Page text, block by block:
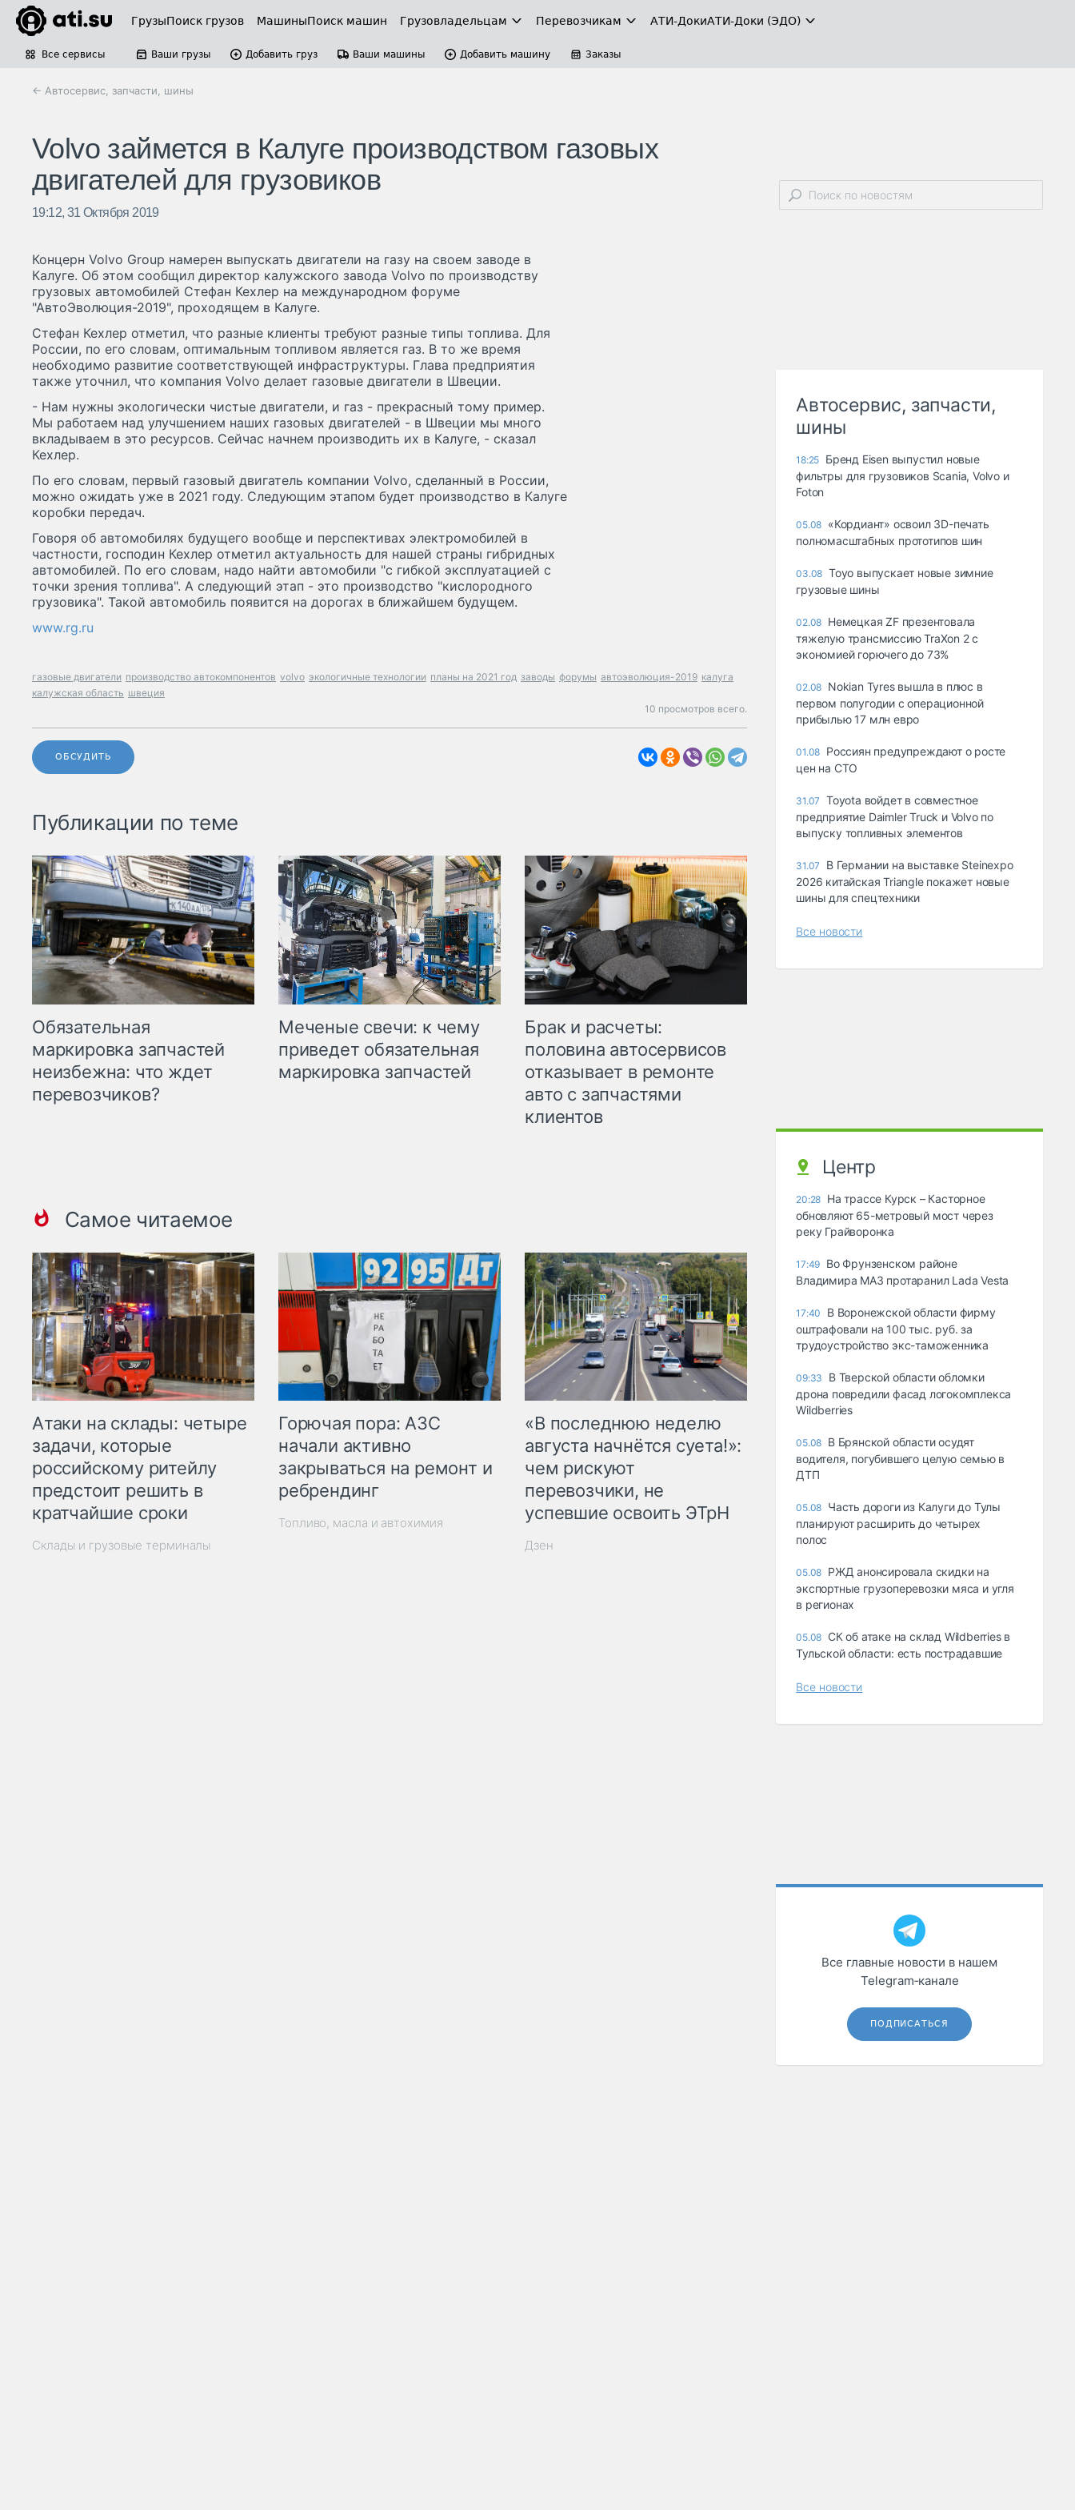
ГрузыПоиск грузов МашиныПоиск машин Грузовладельцам Перевозчикам АТИ-ДокиАТИ-Доки (ЭДО)
Все сервисы Ваши грузы Добавить груз Ваши машины Добавить машину Заказы
← Автосервис, запчасти, шины
Volvo займется в Калуге производством газовых
двигателей для грузовиков
19:12, 31 Октября 2019
Концерн Volvo Group намерен выпускать двигатели на газу на своем заводе в
Калуге. Об этом сообщил директор калужского завода Volvo по производству
грузовых автомобилей Стефан Кехлер на международном форуме
"АвтоЭволюция-2019", проходящем в Калуге.
Стефан Кехлер отметил, что разные клиенты требуют разные типы топлива. Для
России, по его словам, оптимальным топливом является газ. В то же время
необходимо развитие соответствующей инфраструктуры. Глава предприятия
также уточнил, что компания Volvo делает газовые двигатели в Швеции.
- Нам нужны экологически чистые двигатели, и газ - прекрасный тому пример.
Мы работаем над улучшением наших газовых двигателей - в Швеции мы много
вкладываем в это ресурсов. Сейчас начнем производить их в Калуге, - сказал
Кехлер.
По его словам, первый газовый двигатель компании Volvo, сделанный в России,
можно ожидать уже в 2021 году. Следующим этапом будет производство в Калуге
коробки передач.
Говоря об автомобилях будущего вообще и перспективах электромобилей в
частности, господин Кехлер отметил актуальность для нашей страны гибридных
автомобилей. По его словам, надо найти автомобили "с гибкой эксплуатацией с
точки зрения топлива". А следующий этап - это производство "кислородного
грузовика". Такой автомобиль появится на дорогах в ближайшем будущем.
www.rg.ru
газовые двигатели производство автокомпонентов volvo экологичные технологии планы на 2021 год заводы форумы автоэволюция-2019 калуга
калужская область швеция
10 просмотров всего.
ОБСУДИТЬ
Публикации по теме
Обязательная
маркировка запчастей
неизбежна: что ждет
перевозчиков?
Меченые свечи: к чему
приведет обязательная
маркировка запчастей
Брак и расчеты:
половина автосервисов
отказывает в ремонте
авто с запчастями
клиентов
Самое читаемое
Атаки на склады: четыре
задачи, которые
российскому ритейлу
предстоит решить в
кратчайшие сроки
Склады и грузовые терминалы
Горючая пора: АЗС
начали активно
закрываться на ремонт и
ребрендинг
Топливо, масла и автохимия
«В последнюю неделю
августа начнётся суета!»:
чем рискуют
перевозчики, не
успевшие освоить ЭТрН
Дзен
Автосервис, запчасти,
шины
18:25 Бренд Eisen выпустил новые
фильтры для грузовиков Scania, Volvo и
Foton
05.08 «Кордиант» освоил 3D-печать
полномасштабных прототипов шин
03.08 Toyo выпускает новые зимние
грузовые шины
02.08 Немецкая ZF презентовала
тяжелую трансмиссию TraXon 2 с
экономией горючего до 73%
02.08 Nokian Tyres вышла в плюс в
первом полугодии с операционной
прибылью 17 млн евро
01.08 Россиян предупреждают о росте
цен на СТО
31.07
Toyota войдет в совместное
предприятие Daimler Truck и Volvo по
выпуску топливных элементов
31.07
В Германии на выставке Steinexpo
2026 китайская Triangle покажет новые
шины для спецтехники
Все новости
Центр
20:28 На трассе Курск – Касторное
обновляют 65-метровый мост через
реку Грайворонка
17:49 Во Фрунзенском районе
Владимира МАЗ протаранил Lada Vesta
17:40
В Воронежской области фирму
оштрафовали на 100 тыс. руб. за
трудоустройство экс-таможенника
09:33
В Тверской области обломки
дрона повредили фасад логокомплекса
Wildberries
05.08 В Брянской области осудят
водителя, погубившего целую семью в
ДТП
05.08 Часть дороги из Калуги до Тулы
планируют расширить до четырех
полос
05.08 РЖД анонсировала скидки на
экспортные грузоперевозки мяса и угля
в регионах
05.08 СК об атаке на склад Wildberries в
Тульской области: есть пострадавшие
Все новости
Все главные новости в нашем
Telegram‑канале
ПОДПИСАТЬСЯ